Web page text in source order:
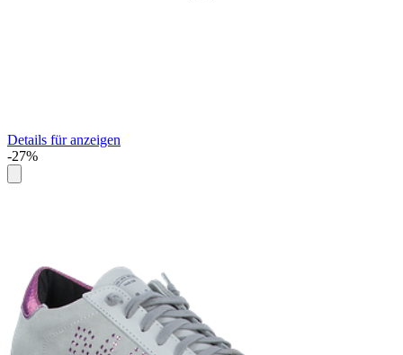
Details für anzeigen
-27%